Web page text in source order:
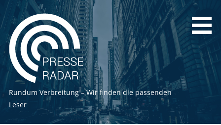
Zum
Inhalt
springen
Rundum Verbreitung – Wir finden die passenden
Leser